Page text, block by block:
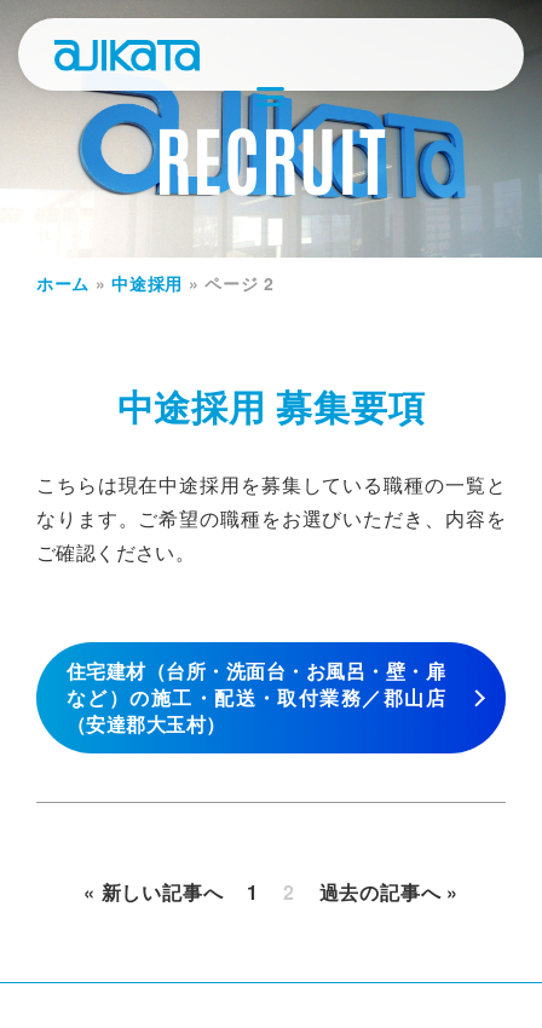
RECRUIT
ホーム »中途採用 »ページ 2
中途採用 募集要項
こちらは現在中途採用を募集している職種の一覧と
なります。ご希望の職種をお選びいただき、内容を
ご確認ください。
住宅建材（台所・洗面台・お風呂・壁・扉
など）の施工・配送・取付業務／郡山店
（安達郡大玉村）
« 新しい記事へ 1 2 過去の記事へ »